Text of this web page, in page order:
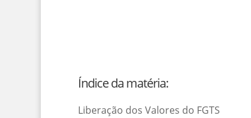
Índice da matéria:
Liberação dos Valores do FGTS